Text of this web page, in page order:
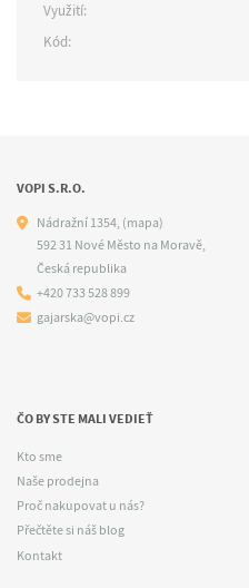
Využití:
Kód:
VOPI S.R.O.
Nádražní 1354, (mapa)
592 31 Nové Město na Moravě,
Česká republika
+420 733 528 899
gajarska@vopi.cz
ČO BY STE MALI VEDIEŤ
Kto sme
Naše prodejna
Proč nakupovat u nás?
Přečtěte si náš blog
Kontakt